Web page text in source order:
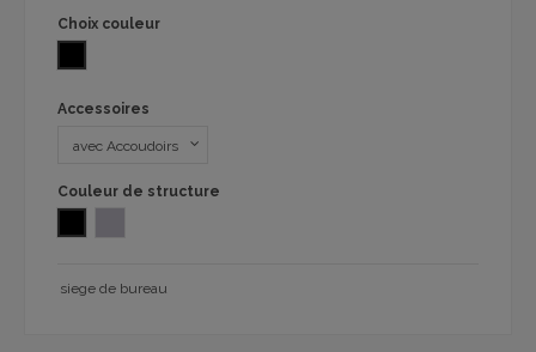
Choix couleur
Accessoires
Couleur de structure
siege de bureau